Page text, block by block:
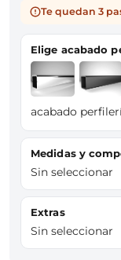
Te quedan 3
Elige acabado
acabado
Medidas y
Sin seleccionar
Extras
Sin seleccionar